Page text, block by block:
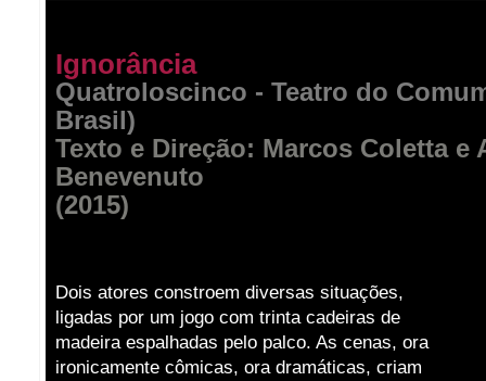
Ignorância
Quatroloscinco - Teatro do
Brasil)
Texto e Direção: Marcos Coletta e
Benevenuto
(2015)
Dois atores constroem diversas situações,
ligadas por um jogo com trinta cadeiras de
madeira espalhadas pelo palco. As cenas, ora
ironicamente cômicas, ora dramáticas, criam